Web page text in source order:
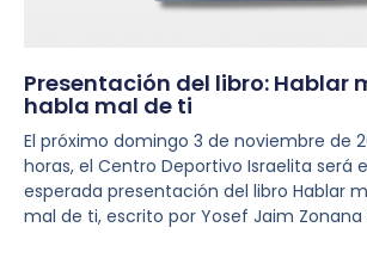
Presentación del libro: Hablar
habla mal de ti
El próximo domingo 3 de noviembre de
horas, el Centro Deportivo Israelita será
esperada presentación del libro Hablar
mal de ti, escrito por Yosef Jaim Zonana